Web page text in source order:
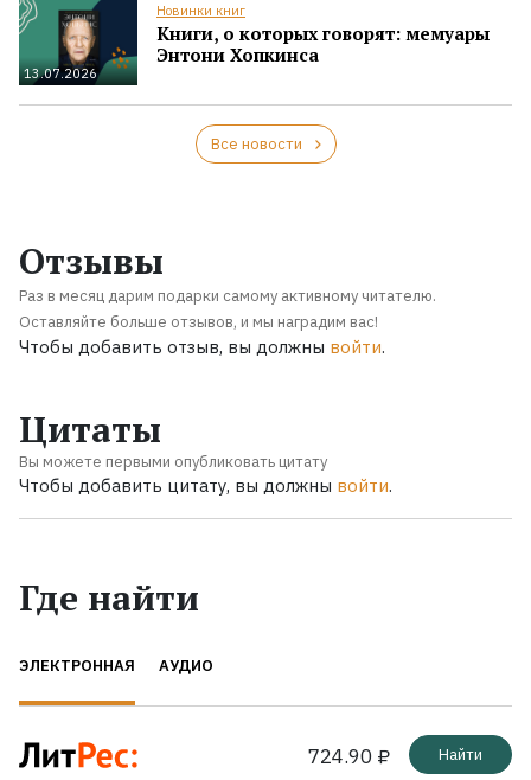
13.07.2026
Новинки книг
Книги, о которых говорят: мемуары
Энтони Хопкинса
Все новости
Отзывы
Раз в месяц дарим подарки самому активному читателю.
Оставляйте больше отзывов, и мы наградим вас!
Чтобы добавить отзыв, вы должны войти.
Цитаты
Вы можете первыми опубликовать цитату
Чтобы добавить цитату, вы должны войти.
Где найти
ЭЛЕКТРОННАЯ АУДИО
724.90 ₽ Найти